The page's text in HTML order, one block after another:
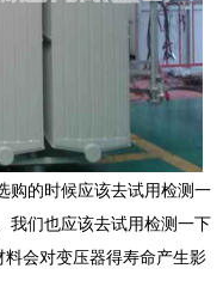
购的时候应该去试用检测一
我们也应该去试用检测一下
会对变压器得寿命产生影